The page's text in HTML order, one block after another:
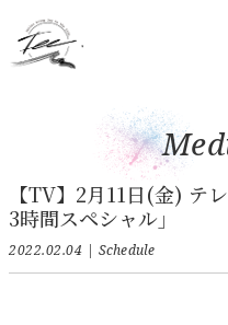
【TV】2月11日(金) テ
3時間スペシャル」
2022.02.04 Schedule